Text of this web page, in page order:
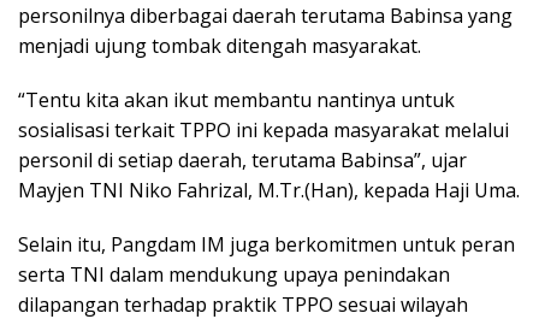
personilnya diberbagai daerah terutama Babinsa yang
menjadi ujung tombak ditengah masyarakat.
“Tentu kita akan ikut membantu nantinya untuk
sosialisasi terkait TPPO ini kepada masyarakat melalui
personil di setiap daerah, terutama Babinsa”, ujar
Mayjen TNI Niko Fahrizal, M.Tr.(Han), kepada Haji Uma.
Selain itu, Pangdam IM juga berkomitmen untuk peran
serta TNI dalam mendukung upaya penindakan
dilapangan terhadap praktik TPPO sesuai wilayah